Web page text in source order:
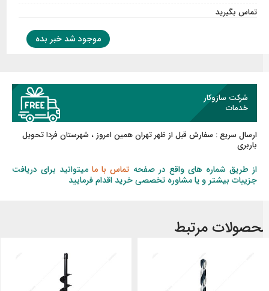
تماس بگیرید
موجود شد خبر بده
شرکت سازوکار
خدمات
ارسال سریع :سفارش قبل از ظهرتهران همین امروز ، شهرستان فردا تحویل
باربری
از طریق شماره های واقع در صفحهتماس با ما میتوانید برای دریافت
جزییات بیشتر و یا مشاوره تخصصی خرید اقدام فرمایید
مرتبط